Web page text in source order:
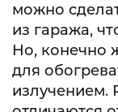
можно
из гаража,
Но, конечно
для
излучением.